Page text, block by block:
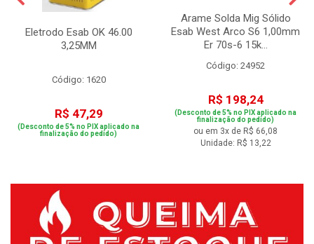
Eletrodo Esab OK 46.00
3,25MM
Código: 1620
R$ 47,29
(Desconto de 5% no PIX aplicado na
finalização do pedido)
Arame Solda Mig Sólido
Esab West Arco S6 1,00mm
Er 70s-6 15k...
Código: 24952
R$ 198,24
(Desconto de 5% no PIX aplicado na
finalização do pedido)
ou em 3x de R$ 66,08
Unidade: R$ 13,22